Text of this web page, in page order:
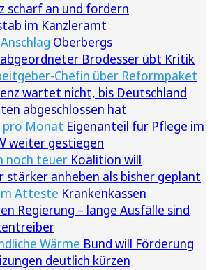
scharf an und fordern
im Kanzleramt
Oberbergs
Brodesser übt Kritik
Chefin über Reformpaket
wartet nicht, bis Deutschland
abgeschlossen hat
pro Monat Eigenanteil für Pflege im
weiter gestiegen
noch teuer Koalition will
stärker anheben als bisher geplant
Atteste Krankenkassen
Regierung – lange Ausfälle sind
Wärme Bund will Förderung
deutlich kürzen